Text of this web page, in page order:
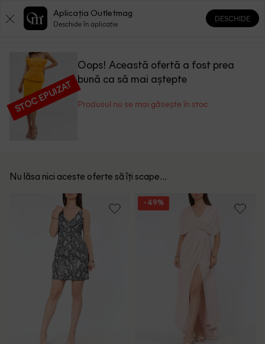
0 0
STOC EPUIZAT
Oops! Această ofertă a fost prea
bună ca să mai aștepte
Produsul nu se mai găsește în stoc
Nu lăsa nici aceste oferte să îți scape...
- 49%
Aplicația Outletmag
Deschide în aplicație
DESCHIDE